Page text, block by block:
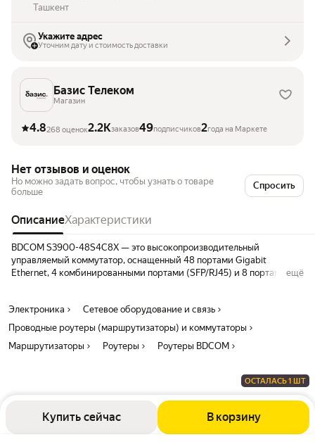
Купить сейчас В корзину
Ташкент
Укажите адрес
Уточним дату и стоимость доставки
Базис Телеком
Магазин
4.8268 оценок2.2Kзаказов49подписчиков2года на Маркете
Нет отзывов и оценок
Но можно задать вопрос, чтобы узнать о товаре
больше
Спросить
ОписаниеХарактеристики
BDCOM S3900-48S4C8X — это высокопроизводительный
управляемый коммутатор, оснащенный 48 портами Gigabit
Ethernet, 4 комбинированными портами (SFP/RJ45) и 8 портами
обработки данных. Поддерживает расширенные функции Layer 2 и
Layer 3, включая QoS, безопасность и управление трафиком, что
делает его идеальным выбором для построения гибких и
масштабируемых сетевых решений.
ещё
Электроника
Сетевое оборудование и связь
Проводные роутеры (маршрутизаторы) и коммутаторы
Маршрутизаторы
Роутеры Роутеры BDCOM
ОСТАЛАСЬ 1 ШТ